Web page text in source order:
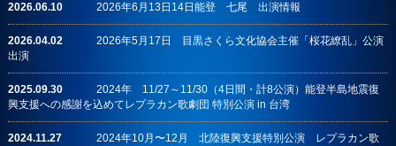
2026.06.10 2026年6月13日14日能登 七尾 出演情報
2026.04.02
2026年5月17日 目黒さくら文化協会主催「桜花繚乱」公演
出演
2025.09.30
2024年 11/27～11/30（4日間・計8公演）能登半島地震復
興支援への感謝を込めてレプラカン歌劇団 特別公演 in 台湾
2024.11.27
2024年10月〜12月 北陸復興支援特別公演 レプラカン歌